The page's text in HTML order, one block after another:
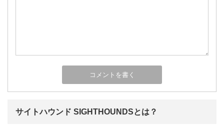
サイトハウンド SIGHTHOUNDSとは？